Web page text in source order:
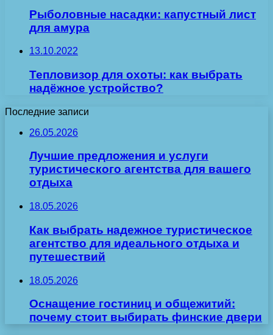
Рыболовные насадки: капустный лист
для амура
13.10.2022
Тепловизор для охоты: как выбрать
надёжное устройство?
Последние записи
26.05.2026
Лучшие предложения и услуги
туристического агентства для вашего
отдыха
18.05.2026
Как выбрать надежное туристическое
агентство для идеального отдыха и
путешествий
18.05.2026
Оснащение гостиниц и общежитий:
почему стоит выбирать финские двери